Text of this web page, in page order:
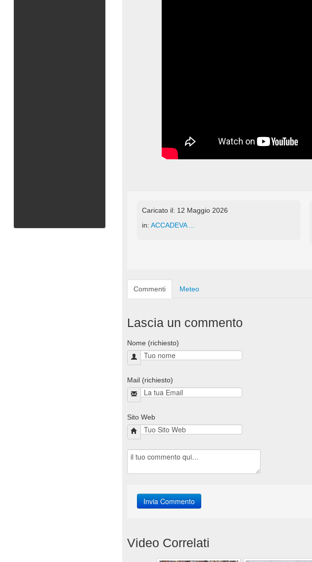
Caricato il: 12 Maggio 2026
in:ACCADEVA ...
Commenti Meteo
Lascia un commento
Nome (richiesto)
Mail (richiesto)
Sito Web
Video Correlati